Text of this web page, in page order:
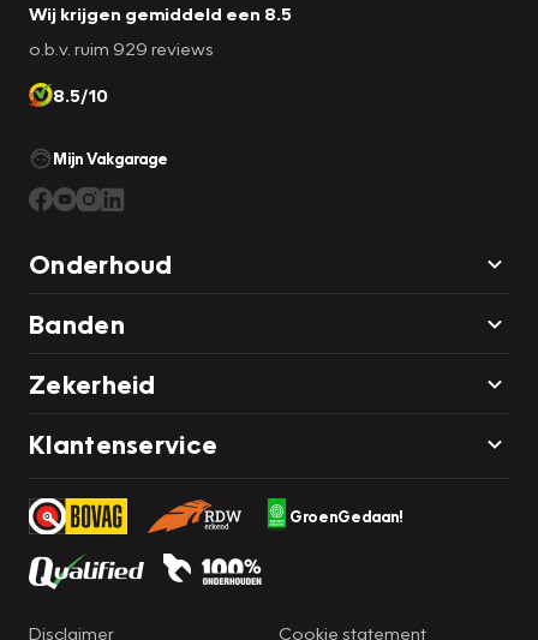
de gaten.
Als u nieuwsgierig bent naar deze auto, neem dan snel
contact met ons op.
Wij krijgen gemiddeld een 8.5
o.b.v. ruim 929 reviews
8.5/10
Mijn Vakgarage
Onderhoud
Banden
Zekerheid
Klantenservice
GroenGedaan!
Disclaimer Cookie statement